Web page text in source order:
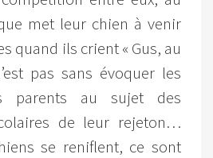
met leur chien à venir
quand ils crient « Gus, au
pas sans évoquer les
parents au sujet des
de leur rejeton…
se reniflent, ce sont